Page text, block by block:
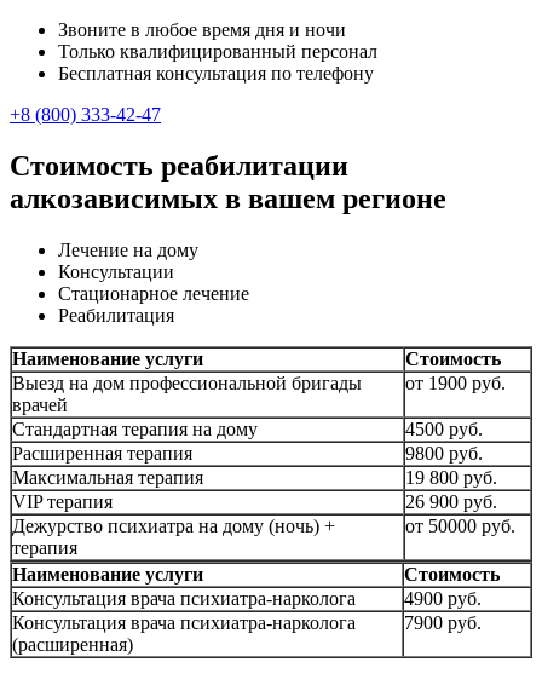
Звоните в любое время дня и ночи
Только квалифицированный персонал
Бесплатная консультация по телефону
+8 (800) 333-42-47
Стоимость реабилитации
алкозависимых в вашем регионе
Лечение на дому
Консультации
Стационарное лечение
Реабилитация
Наименование услуги
Стоимость
Выезд на дом профессиональной бригады
врачей
от 1900 руб.
Стандартная терапия на дому
4500 руб.
Расширенная терапия
9800 руб.
Максимальная терапия
19 800 руб.
VIP терапия
26 900 руб.
Дежурство психиатра на дому (ночь) +
терапия
от 50000 руб.
Наименование услуги
Стоимость
Консультация врача психиатра-нарколога
4900 руб.
Консультация врача психиатра-нарколога
(расширенная)
7900 руб.